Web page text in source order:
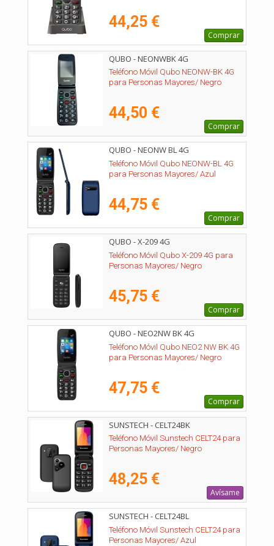
44,25 €
Comprar
QUBO - NEONWBK 4G
Teléfono Móvil Qubo NEONW-BK 4G
para Personas Mayores/ Negro
44,50 €
Comprar
QUBO - NEONW BL 4G
Teléfono Móvil Qubo NEONW-BL 4G
para Personas Mayores/ Azul
44,75 €
Comprar
QUBO - X-209 4G
Teléfono Móvil Qubo X-209 4G para
Personas Mayores/ Negro
45,75 €
Comprar
QUBO - NEO2NW BK 4G
Teléfono Móvil Qubo NEO2 NW BK 4G
para Personas Mayores/ Negro
47,75 €
Comprar
SUNSTECH - CELT24BK
Teléfono Móvil Sunstech CELT24 para
Personas Mayores/ Negro
48,25 €
Avísame
SUNSTECH - CELT24BL
Teléfono Móvil Sunstech CELT24 para
Personas Mayores/ Azul